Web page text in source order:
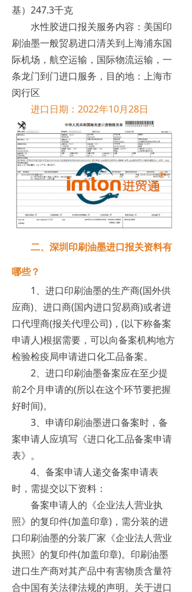
基）247.3千克
水性胶进口报关服务内容：美国印
刷油墨一般贸易进口清关到上海浦东国
际机场，航空运输，国际物流运输，一
条龙门到门进口服务，目的地：上海市
闵行区
进口日期：2022年10月28日
二、深圳印刷油墨进口报关资料有
哪些？
1、进口印刷油墨的生产商(国外供
应商)、进口商(国内进口贸易商)或者进
口代理商(报关代理公司)，(以下称备案
申请人)根据需要，可以向备案机构地方
检验检疫局申请进口化工品备案。
2、进口印刷油墨备案应在至少提
前2个月申请的(所以在这个环节要把握
好时间)。
3、申请印刷油墨进口备案时，备
案申请人应填写《进口化工品备案申请
表》。
4、备案申请人递交备案申请表
时，需提交以下资料：
备案申请人的《企业法人营业执
照》的复印件(加盖印章)，需分装的进
口印刷油墨的分装厂家《企业法人营业
执照》的复印件(加盖印章)。印刷油墨
进口生产商对其产品中有害物质含量符
合中国有关法律法规的声明。关于进口